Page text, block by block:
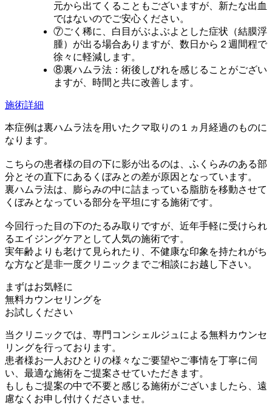
元から出てくることもございますが、新たな出血
ではないのでご安心ください。
⑦ごく稀に、白目がぶよぶよとした症状（結膜浮
腫）が出る場合ありますが、数日から２週間程で
徐々に軽減します。
⑧裏ハムラ法：術後しびれを感じることがござい
ますが、時間と共に改善します。
施術詳細
本症例は裏ハムラ法を用いたクマ取りの１ヵ月経過のものに
なります。
こちらの患者様の目の下に影が出るのは、ふくらみのある部
分とその直下にあるくぼみとの差が原因となっています。
裏ハムラ法は、膨らみの中に詰まっている脂肪を移動させて
くぼみとなっている部分を平坦にする施術です。
今回行った目の下のたるみ取りですが、近年手軽に受けられ
るエイジングケアとして人気の施術です。
実年齢よりも老けて見られたり、不健康な印象を持たれがち
な方など是非一度クリニックまでご相談にお越し下さい。
まずはお気軽に
無料カウンセリングを
お試しください
当クリニックでは、専門コンシェルジュによる無料カウンセ
リングを行っております。
患者様お一人おひとりの様々なご要望やご事情を丁寧に伺
い、最適な施術をご提案させていただきます。
もしもご提案の中で不要と感じる施術がございましたら、遠
慮なくお申し付けくださいませ。